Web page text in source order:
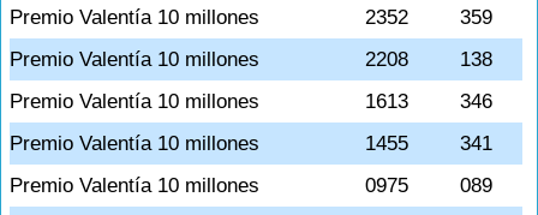
Premio Valentía 10 millones
2352
359
Premio Valentía 10 millones
2208
138
Premio Valentía 10 millones
1613
346
Premio Valentía 10 millones
1455
341
Premio Valentía 10 millones
0975
089